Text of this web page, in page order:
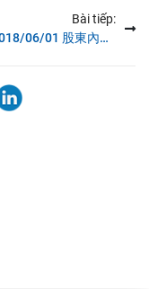
Bài tiếp:
HNX 2018/06/01 股東內部交易